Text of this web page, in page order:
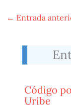
← Entrada
Código
Uribe